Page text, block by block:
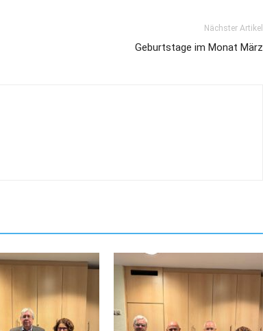
Nächster Artikel
Geburtstage im Monat März